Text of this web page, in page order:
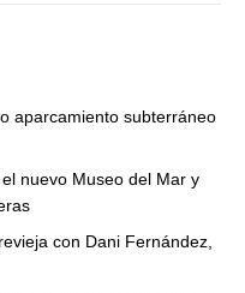
aparcamiento subterráneo
nuevo Museo del Mar y
con Dani Fernández,